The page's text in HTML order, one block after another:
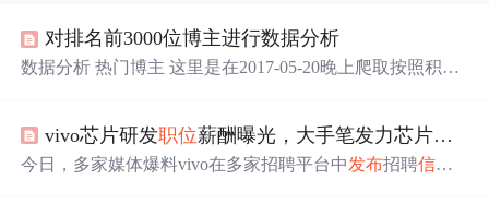
对排名前3000位博主进行数据分析
数据分析 热门博主 这里是在2017-05-20晚上爬取按照积分
于学习的目的，不用于商业目的； 本来打算对具体动态 信
息 做个排名，不过考虑到可能会涉及隐私，所以放弃，全
vivo芯片研发职位薪酬曝光，大手笔发力芯片研发
今日，多家媒体爆料vivo在多家招聘平台中发布招聘信息